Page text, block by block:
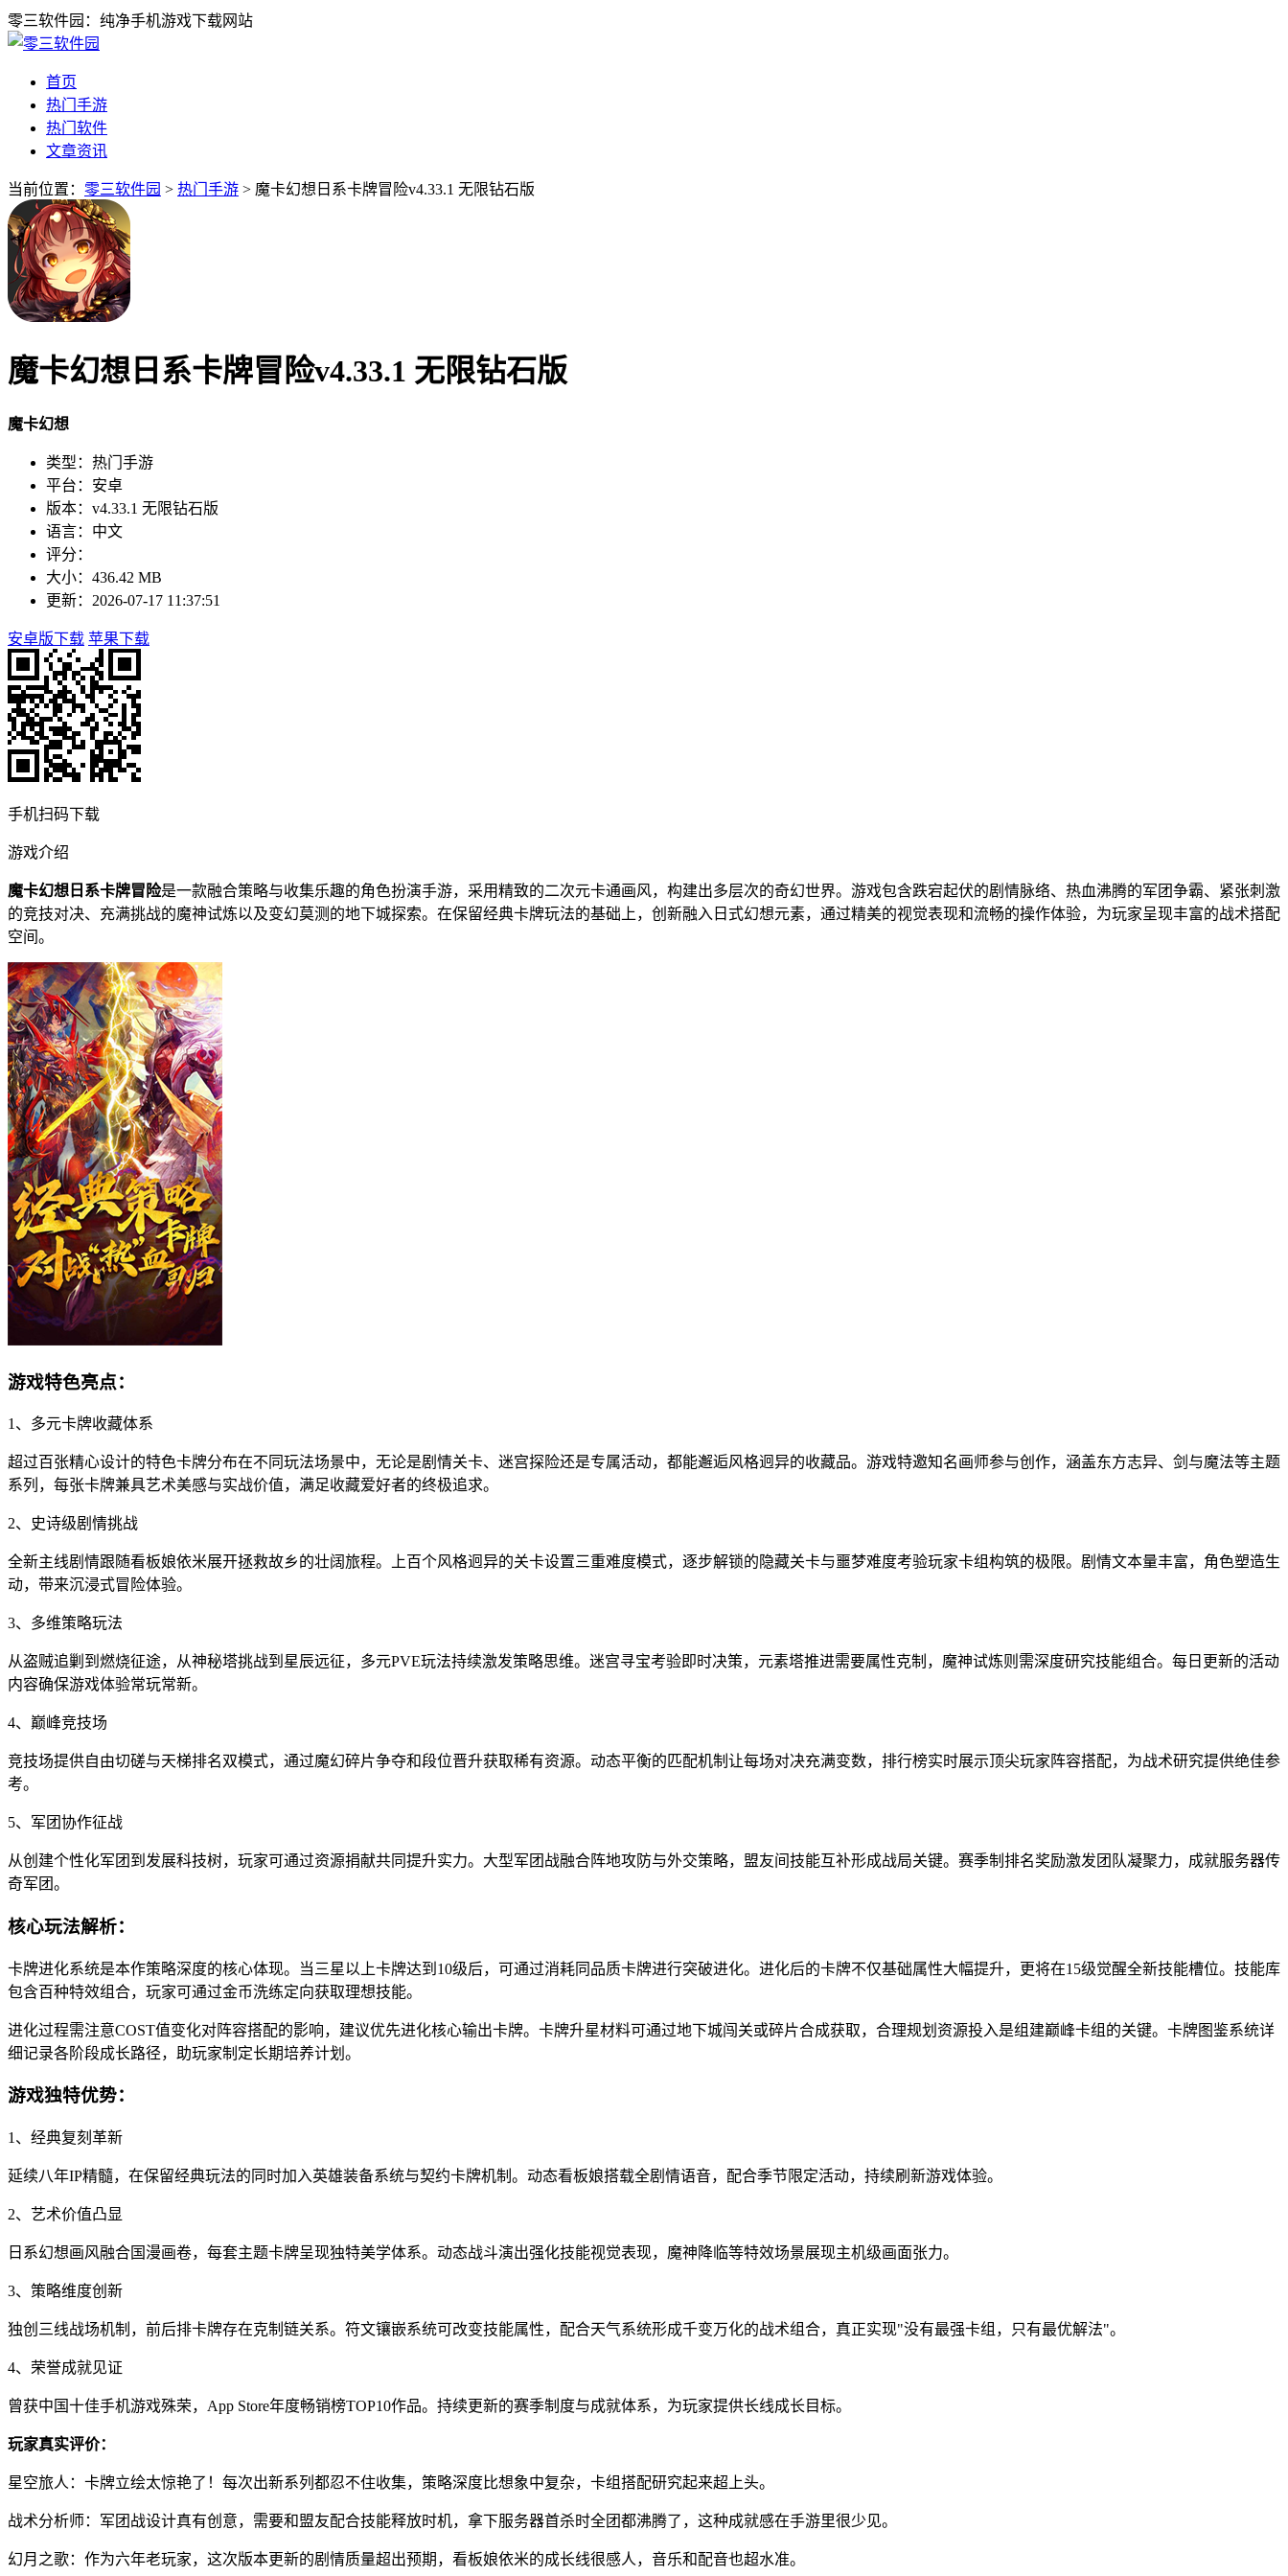
零三软件园：纯净手机游戏下载网站
首页
热门手游
热门软件
文章资讯
当前位置： 零三软件园 > 热门手游 > 魔卡幻想日系卡牌冒险v4.33.1 无限钻石版
魔卡幻想日系卡牌冒险v4.33.1 无限钻石版
魔卡幻想
类型：热门手游
平台：安卓
版本：v4.33.1 无限钻石版
语言：中文
评分：
大小：436.42 MB
更新：2026-07-17 11:37:51
安卓版下载 苹果下载
手机扫码下载
游戏介绍
魔卡幻想日系卡牌冒险是一款融合策略与收集乐趣的角色扮演手游，采用精致的二次元卡通画风，构建出多层次的奇幻世界。游戏包含跌宕起伏的剧情脉络、热血沸腾的军团争霸、紧张刺激
的竞技对决、充满挑战的魔神试炼以及变幻莫测的地下城探索。在保留经典卡牌玩法的基础上，创新融入日式幻想元素，通过精美的视觉表现和流畅的操作体验，为玩家呈现丰富的战术搭配
空间。
游戏特色亮点：
1、多元卡牌收藏体系
超过百张精心设计的特色卡牌分布在不同玩法场景中，无论是剧情关卡、迷宫探险还是专属活动，都能邂逅风格迥异的收藏品。游戏特邀知名画师参与创作，涵盖东方志异、剑与魔法等主题
系列，每张卡牌兼具艺术美感与实战价值，满足收藏爱好者的终极追求。
2、史诗级剧情挑战
全新主线剧情跟随看板娘依米展开拯救故乡的壮阔旅程。上百个风格迥异的关卡设置三重难度模式，逐步解锁的隐藏关卡与噩梦难度考验玩家卡组构筑的极限。剧情文本量丰富，角色塑造生
动，带来沉浸式冒险体验。
3、多维策略玩法
从盗贼追剿到燃烧征途，从神秘塔挑战到星辰远征，多元PVE玩法持续激发策略思维。迷宫寻宝考验即时决策，元素塔推进需要属性克制，魔神试炼则需深度研究技能组合。每日更新的活动
内容确保游戏体验常玩常新。
4、巅峰竞技场
竞技场提供自由切磋与天梯排名双模式，通过魔幻碎片争夺和段位晋升获取稀有资源。动态平衡的匹配机制让每场对决充满变数，排行榜实时展示顶尖玩家阵容搭配，为战术研究提供绝佳参
考。
5、军团协作征战
从创建个性化军团到发展科技树，玩家可通过资源捐献共同提升实力。大型军团战融合阵地攻防与外交策略，盟友间技能互补形成战局关键。赛季制排名奖励激发团队凝聚力，成就服务器传
奇军团。
核心玩法解析：
卡牌进化系统是本作策略深度的核心体现。当三星以上卡牌达到10级后，可通过消耗同品质卡牌进行突破进化。进化后的卡牌不仅基础属性大幅提升，更将在15级觉醒全新技能槽位。技能库
包含百种特效组合，玩家可通过金币洗练定向获取理想技能。
进化过程需注意COST值变化对阵容搭配的影响，建议优先进化核心输出卡牌。卡牌升星材料可通过地下城闯关或碎片合成获取，合理规划资源投入是组建巅峰卡组的关键。卡牌图鉴系统详
细记录各阶段成长路径，助玩家制定长期培养计划。
游戏独特优势：
1、经典复刻革新
延续八年IP精髓，在保留经典玩法的同时加入英雄装备系统与契约卡牌机制。动态看板娘搭载全剧情语音，配合季节限定活动，持续刷新游戏体验。
2、艺术价值凸显
日系幻想画风融合国漫画卷，每套主题卡牌呈现独特美学体系。动态战斗演出强化技能视觉表现，魔神降临等特效场景展现主机级画面张力。
3、策略维度创新
独创三线战场机制，前后排卡牌存在克制链关系。符文镶嵌系统可改变技能属性，配合天气系统形成千变万化的战术组合，真正实现"没有最强卡组，只有最优解法"。
4、荣誉成就见证
曾获中国十佳手机游戏殊荣，App Store年度畅销榜TOP10作品。持续更新的赛季制度与成就体系，为玩家提供长线成长目标。
玩家真实评价：
星空旅人：卡牌立绘太惊艳了！每次出新系列都忍不住收集，策略深度比想象中复杂，卡组搭配研究起来超上头。
战术分析师：军团战设计真有创意，需要和盟友配合技能释放时机，拿下服务器首杀时全团都沸腾了，这种成就感在手游里很少见。
幻月之歌：作为六年老玩家，这次版本更新的剧情质量超出预期，看板娘依米的成长线很感人，音乐和配音也超水准。